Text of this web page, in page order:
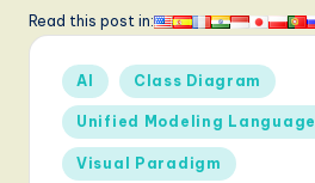
P
Read this post in:
Posted
in
AI Class Diagram
Unified Modeling Language
Visual Paradigm